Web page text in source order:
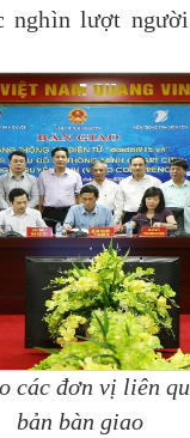
nghìn lượt
các đơn vị liên
bản bàn giao